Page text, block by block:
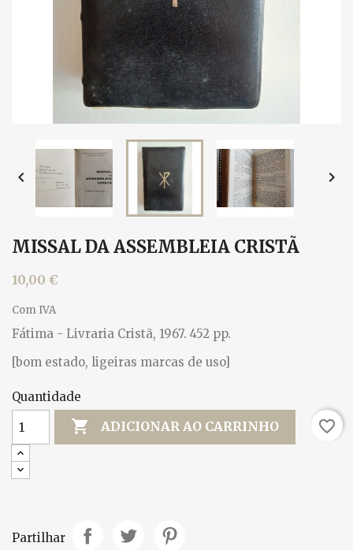
 
MISSAL DA ASSEMBLEIA CRISTÃ
10,00 €
Com IVA
Fátima - Livraria Cristã, 1967. 452 pp.
[bom estado, ligeiras marcas de uso]
Quantidade
 ADICIONAR AO CARRINHO favorite_border
Partilhar